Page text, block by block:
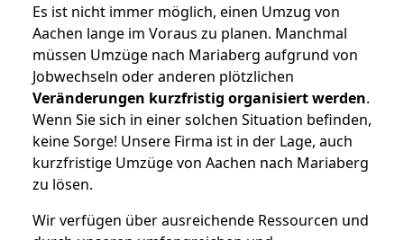
Es ist nicht immer möglich, einen Umzug von
Aachen lange im Voraus zu planen. Manchmal
müssen Umzüge nach Mariaberg aufgrund von
Jobwechseln oder anderen plötzlichen
Veränderungen kurzfristig organisiert werden.
Wenn Sie sich in einer solchen Situation befinden,
keine Sorge! Unsere Firma ist in der Lage, auch
kurzfristige Umzüge von Aachen nach Mariaberg
zu lösen.
Wir verfügen über ausreichende Ressourcen und